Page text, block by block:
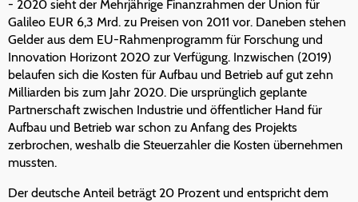
- 2020 sieht der Mehrjährige Finanzrahmen der Union für
Galileo EUR 6,3 Mrd. zu Preisen von 2011 vor. Daneben stehen
Gelder aus dem EU-Rahmenprogramm für Forschung und
Innovation Horizont 2020 zur Verfügung. Inzwischen (2019)
belaufen sich die Kosten für Aufbau und Betrieb auf gut zehn
Milliarden bis zum Jahr 2020. Die ursprünglich geplante
Partnerschaft zwischen Industrie und öffentlicher Hand für
Aufbau und Betrieb war schon zu Anfang des Projekts
zerbrochen, weshalb die Steuerzahler die Kosten übernehmen
mussten.
Der deutsche Anteil beträgt 20 Prozent und entspricht dem